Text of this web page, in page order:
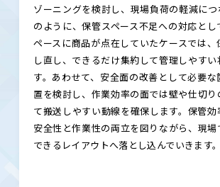
ゾーニングを検討し、現場負荷の軽減に
のように、保管スペース不足への対応と
ペースに商品が点在していたケースでは
し直し、できるだけ集約して管理しやす
す。あわせて、安全面の改善として必要
置を検討し、作業効率の面では壁や仕切り
て搬送しやすい動線を確保します。保管効
安全性と作業性の両立を図りながら、現
できるレイアウトへ落とし込んでいきます。